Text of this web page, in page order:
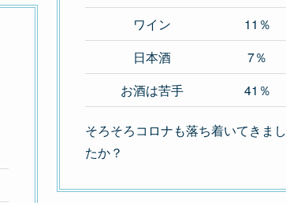
ワイン
11％
日本酒
7％
お酒は苦手
41％
そろそろコロナも落ち着いてきまし
たか？